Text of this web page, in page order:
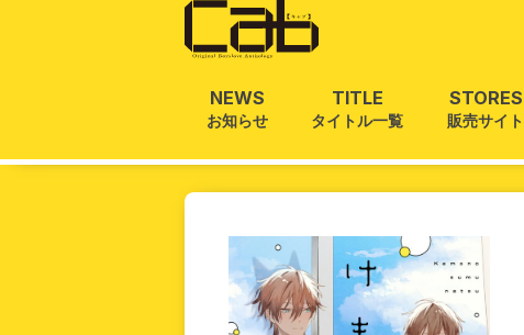
ホーム
タイトル一覧
雑誌
単話
NEWS
お知らせ
TITLE
タイトル一覧
STORES
販売サイト
ホーム/単話情報 けもの住む夏6